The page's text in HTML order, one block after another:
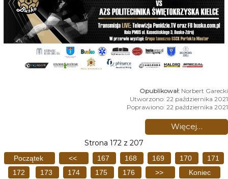
Norbert Garecki
Utworzono: 22 października 2021
Poprawiono: 22 października 2021
Więcej…
Strona 172 z 207
Początek << 167 168 169 170
171
172
173 174 175 176 >> Koniec